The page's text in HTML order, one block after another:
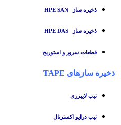
ذخیره ساز HPE SAN
ذخیره ساز HPE DAS
قطعات سرور و استوریج
ذخیره سازهای TAPE
تبپ لایبرری
تیپ درایو اکسترنال